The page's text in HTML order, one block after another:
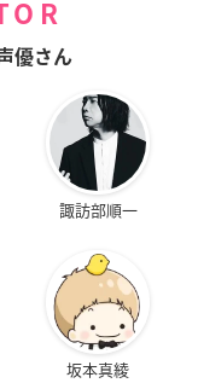
優さん
諏訪部順一
坂本真綾